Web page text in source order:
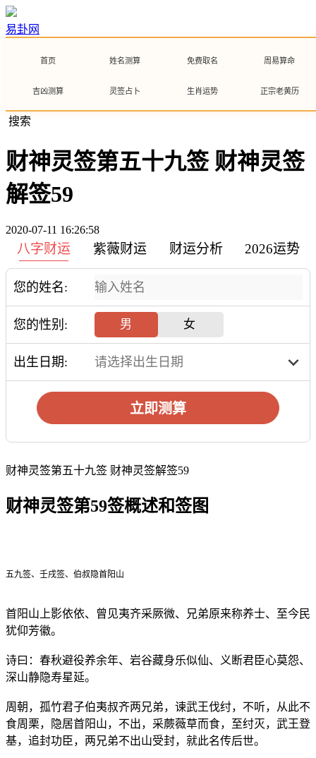
易卦网
首页 姓名测算 免费取名 周易算命
吉凶测算 灵签占卜 生肖运势 正宗老黄历
搜索
财神灵签第五十九签 财神灵签
解签59
2020-07-11 16:26:58
八字财运 紫薇财运 财运分析 2026运势
您的姓名:
您的性别: 男 女
出生日期:
立即测算
财神灵签第五十九签 财神灵签解签59
财神灵签第59签概述和签图
五九签、壬戌签、伯叔隐首阳山
首阳山上影依依、曾见夷齐采厥微、兄弟原来称养士、至今民
犹仰芳徽。
诗曰：春秋避役养余年、岩谷藏身乐似仙、义断君臣心莫怨、
深山静隐寿星延。
周朝，孤竹君子伯夷叔齐两兄弟，谏武王伐纣，不听，从此不
食周栗，隐居首阳山，不出，采蕨薇草而食，至纣灭，武王登
基，追封功臣，两兄弟不出山受封，就此名传后世。